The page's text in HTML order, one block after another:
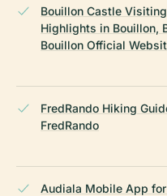
Bouillon Castle
Highlights in Bouillon,
Bouillon Official
FredRando Hiking
FredRando
Audiala Mobile App